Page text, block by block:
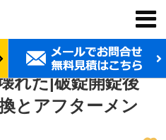
玄関の鍵が完全に壊れた|破錠開錠後の新シリンダー交換とアフターメンテナンス
れた|破錠開錠後
とアフターメン